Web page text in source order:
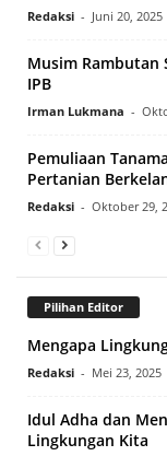
Redaksi - Juni 20, 2025
Musim Rambutan
IPB
Irman Lukmana -
Pemuliaan
Pertanian
Redaksi - Oktober 29,
Pilihan Editor
Mengapa
Redaksi - Mei 23, 2025
Idul Adha dan
Lingkungan Kita